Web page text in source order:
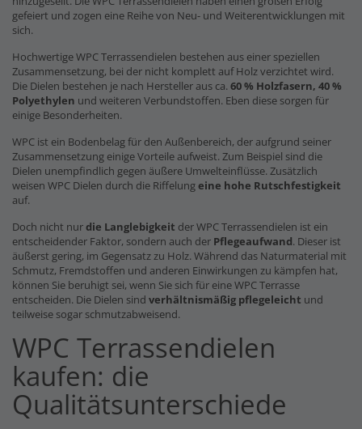
gefeiert und zogen eine Reihe von Neu- und Weiterentwicklungen mit
sich.
Hochwertige WPC Terrassendielen bestehen aus einer speziellen
Zusammensetzung, bei der nicht komplett auf Holz verzichtet wird.
Die Dielen bestehen je nach Hersteller aus ca. 60 % Holzfasern, 40 %
Polyethylen und weiteren Verbundstoffen. Eben diese sorgen für
einige Besonderheiten.
WPC ist ein Bodenbelag für den Außenbereich, der aufgrund seiner
Zusammensetzung einige Vorteile aufweist. Zum Beispiel sind die
Dielen unempfindlich gegen äußere Umwelteinflüsse. Zusätzlich
weisen WPC Dielen durch die Riffelungeine hohe Rutschfestigkeit
auf.
Doch nicht nurdie Langlebigkeit der WPC Terrassendielen ist ein
entscheidender Faktor, sondern auch der Pflegeaufwand. Dieser ist
äußerst gering, im Gegensatz zu Holz. Während das Naturmaterial mit
Schmutz, Fremdstoffen und anderen Einwirkungen zu kämpfen hat,
können Sie beruhigt sei, wenn Sie sich für eine WPC Terrasse
entscheiden. Die Dielen sind verhältnismäßig pflegeleicht und
teilweise sogar schmutzabweisend.
WPC Terrassendielen
kaufen: die
Qualitätsunterschiede